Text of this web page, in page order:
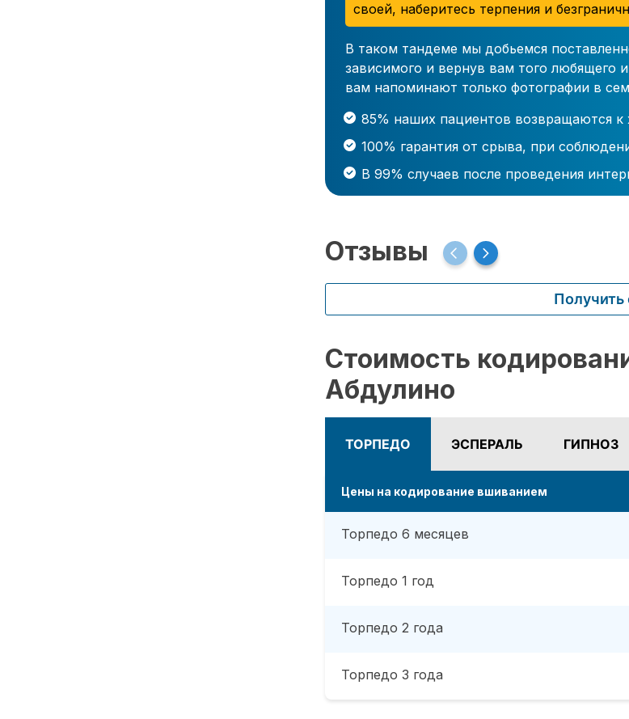
своей, наберитесь терпения и
В таком тандеме мы добьемся
зависимого и вернув вам того любящего
вам напоминают только фотографии в
85% наших пациентов возвращаются к
100% гарантия от срыва, при
В 99% случаев после проведения
Отзывы
Получить
Стоимость
Абдулино
ТОРПЕДО ЭСПЕРАЛЬ ГИПНОЗ
Цены на кодирование вшиванием
Торпедо 6 месяцев
Торпедо 1 год
Торпедо 2 года
Торпедо 3 года